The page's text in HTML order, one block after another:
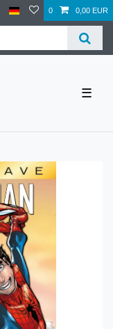
0 0,00 EUR
☰